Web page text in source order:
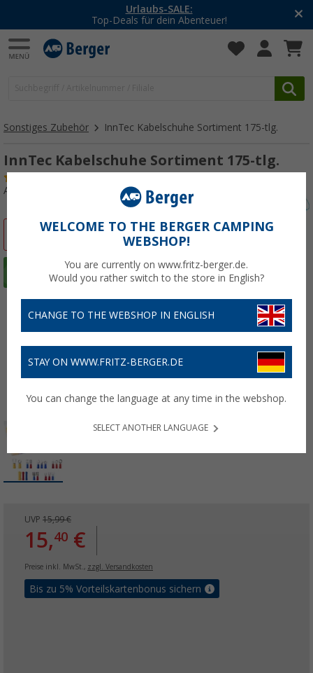
für dein Abenteuer!
-20%
Mit
Sonstiges Zubehör InnTec Kabelschuhe Sortiment 175-tlg.
InnTec Kabelschuhe Sortiment 175-tlg.
Art.-Nr.: 292360
UVP 15,99 €
15,40 €
Preise inkl. MwSt., zzgl. Versandkosten
Bis zu 5% Vorteilskartenbonus sichern
WELCOME TO THE BERGER CAMPING
WEBSHOP!
You are currently on www.fritz-berger.de.
Would you rather switch to the store in English?
CHANGE TO THE WEBSHOP IN ENGLISH
STAY ON WWW.FRITZ-BERGER.DE
You can change the language at any time in the webshop.
SELECT ANOTHER LANGUAGE